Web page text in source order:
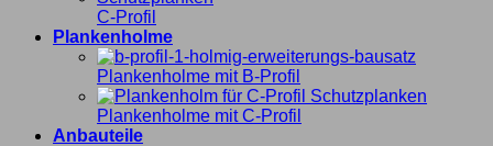
C-Profil
Plankenholme
Plankenholme mit B-Profil
Plankenholme mit C-Profil
Anbauteile